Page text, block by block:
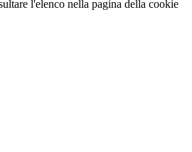
l'elenco nella pagina della cookie